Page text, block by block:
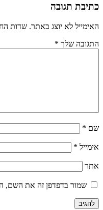
כתיבת תגובה
האימייל לא יוצג באתר. שדות
התגובה שלך *
שם *
אימייל *
אתר
שמור בדפדפן זה את השם,